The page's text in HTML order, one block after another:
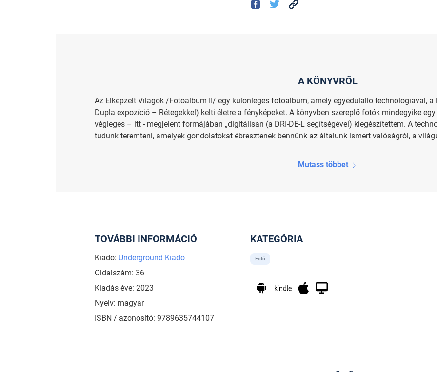
A KÖNYVRŐL
Az Elképzelt Világok /Fotóalbum II/ egy különleges fotóalbum, amely egyedülálló technológiával, a
Dupla expozíció – Rétegekkel) kelti életre a fényképeket. A könyvben szereplő fotók mindegyike
végleges – itt - megjelent formájában „digitálisan (a DRI-DE-L segítségével) kiegészítettem. A
tudunk teremteni, amelyek gondolatokat ébresztenek bennünk az általunk ismert valóságról, a
Mutass többet
TOVÁBBI INFORMÁCIÓ
Kiadó: Underground Kiadó
Oldalszám: 36
Kiadás éve: 2023
Nyelv: magyar
ISBN / azonosító: 9789635744107
KATEGÓRIA
Fotó